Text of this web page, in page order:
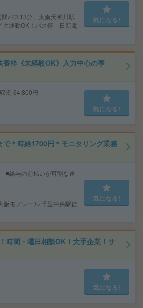
バス13分、太秦天神川駅
通勤OK！バス停「日新電
気になる!
養枠《未経験OK》入力中心の事
例 64,800円
気になる!
＊時給1700円＊モニタリング業務
■給与の前払いが可能な速
モノレール 千里中央駅徒
気になる!
時間・曜日相談OK！大手企業！サ
気になる!